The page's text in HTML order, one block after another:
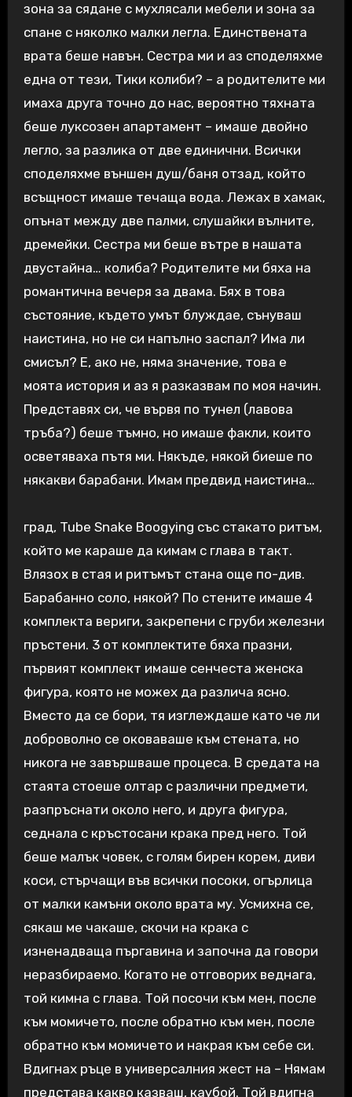
зона за сядане с мухлясали мебели и зона за
спане с няколко малки легла. Единствената
врата беше навън. Сестра ми и аз споделяхме
една от тези, Тики колиби? – а родителите ми
имаха друга точно до нас, вероятно тяхната
беше луксозен апартамент – имаше двойно
легло, за разлика от две единични. Всички
споделяхме външен душ/баня отзад, който
всъщност имаше течаща вода. Лежах в хамак,
опънат между две палми, слушайки вълните,
дремейки. Сестра ми беше вътре в нашата
двустайна… колиба? Родителите ми бяха на
романтична вечеря за двама. Бях в това
състояние, където умът блуждае, сънуваш
наистина, но не си напълно заспал? Има ли
смисъл? Е, ако не, няма значение, това е
моята история и аз я разказвам по моя начин.
Представях си, че вървя по тунел (лавова
тръба?) беше тъмно, но имаше факли, които
осветяваха пътя ми. Някъде, някой биеше по
някакви барабани. Имам предвид наистина…
град, Tube Snake Boogying със стакато ритъм,
който ме караше да кимам с глава в такт.
Влязох в стая и ритъмът стана още по-див.
Барабанно соло, някой? По стените имаше 4
комплекта вериги, закрепени с груби железни
пръстени. 3 от комплектите бяха празни,
първият комплект имаше сенчеста женска
фигура, която не можех да различа ясно.
Вместо да се бори, тя изглеждаше като че ли
доброволно се оковаваше към стената, но
никога не завършваше процеса. В средата на
стаята стоеше олтар с различни предмети,
разпръснати около него, и друга фигура,
седнала с кръстосани крака пред него. Той
беше малък човек, с голям бирен корем, диви
коси, стърчащи във всички посоки, огърлица
от малки камъни около врата му. Усмихна се,
сякаш ме чакаше, скочи на крака с
изненадваща пъргавина и започна да говори
неразбираемо. Когато не отговорих веднага,
той кимна с глава. Той посочи към мен, после
към момичето, после обратно към мен, после
обратно към момичето и накрая към себе си.
Вдигнах ръце в универсалния жест на – Нямам
представа какво казваш, каубой. Той вдигна